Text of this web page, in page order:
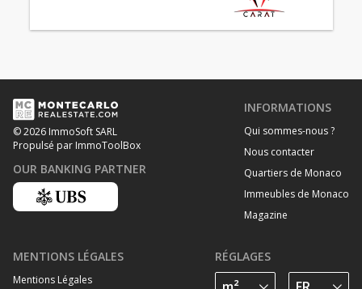
© 2026 ImmoSoft SARL
Propulsé par ImmoToolBox
OUR BANKING PARTNER
INFORMATIONS
Qui sommes-nous ?
Nous contacter
Quartiers de Monaco
Immeubles de Monaco
Magazine
MENTIONS LÉGALES
Mentions Légales
RÉGLAGES